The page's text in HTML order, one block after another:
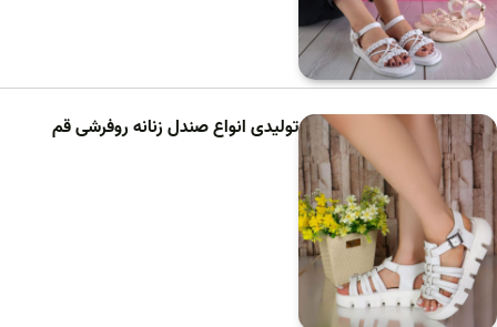
تولیدی انواع صندل زنانه روفرشی قم